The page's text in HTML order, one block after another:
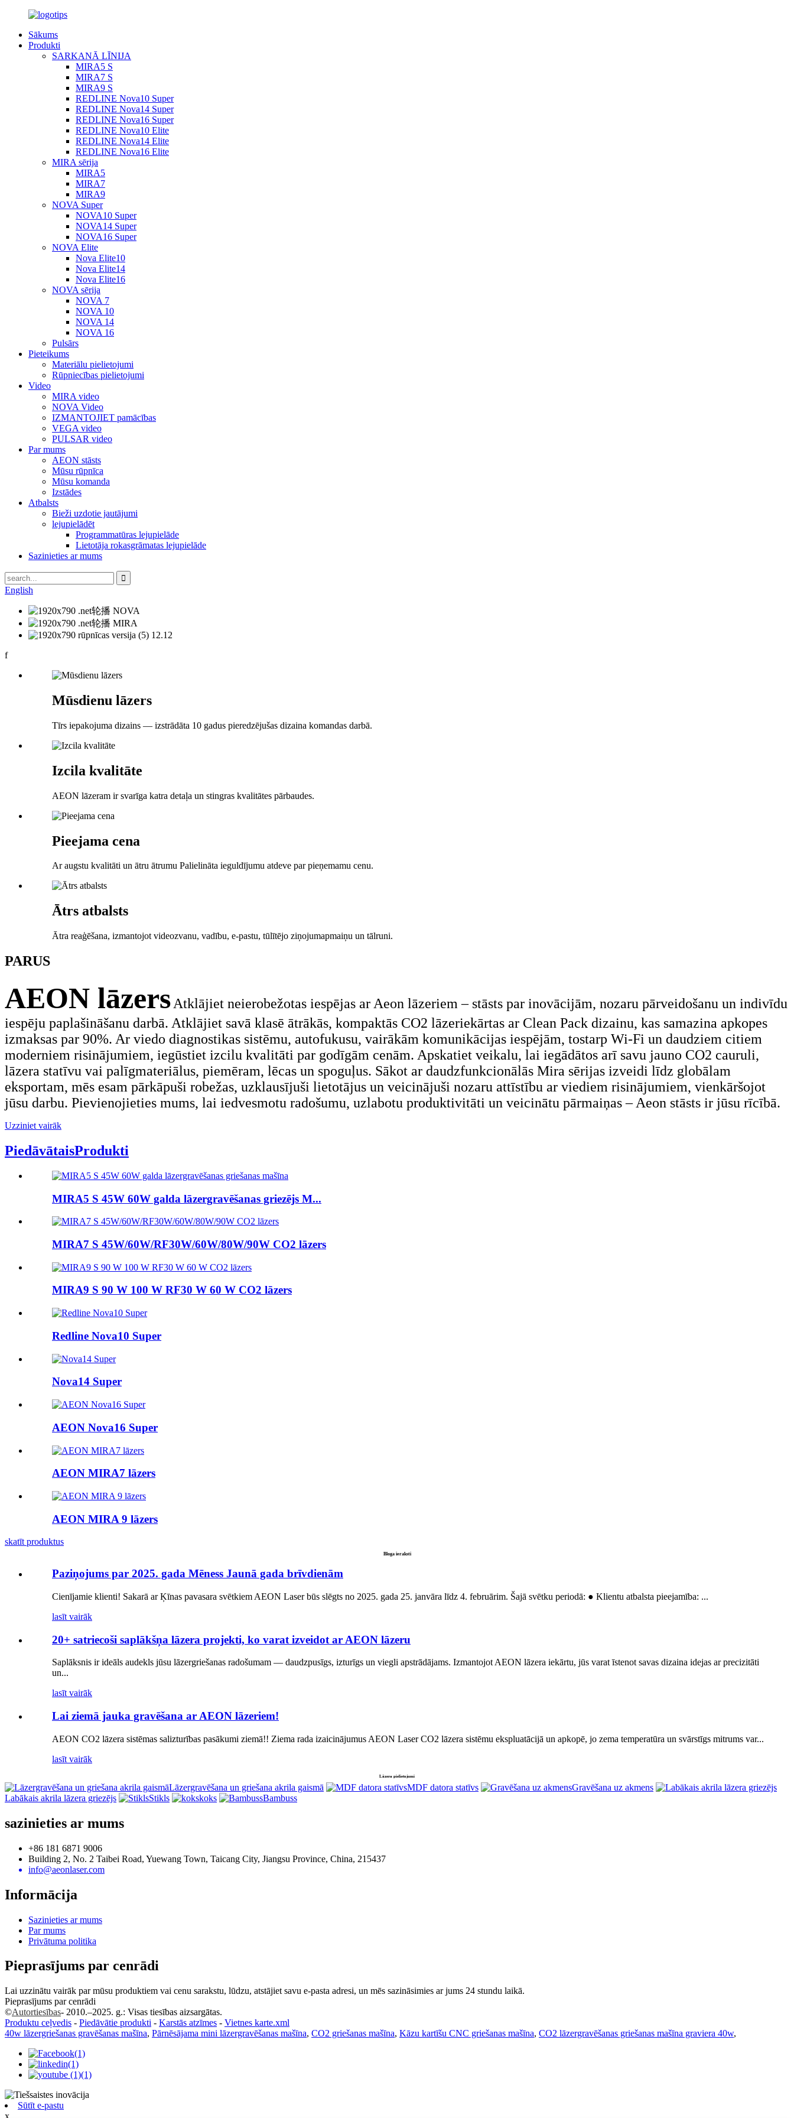
Sākums
Produkti
SARKANĀ LĪNIJA
MIRA5 S
MIRA7 S
MIRA9 S
REDLINE Nova10 Super
REDLINE Nova14 Super
REDLINE Nova16 Super
REDLINE Nova10 Elite
REDLINE Nova14 Elite
REDLINE Nova16 Elite
MIRA sērija
MIRA5
MIRA7
MIRA9
NOVA Super
NOVA10 Super
NOVA14 Super
NOVA16 Super
NOVA Elite
Nova Elite10
Nova Elite14
Nova Elite16
NOVA sērija
NOVA 7
NOVA 10
NOVA 14
NOVA 16
Pulsārs
Pieteikums
Materiālu pielietojumi
Rūpniecības pielietojumi
Video
MIRA video
NOVA Video
IZMANTOJIET pamācības
VEGA video
PULSAR video
Par mums
AEON stāsts
Mūsu rūpnīca
Mūsu komanda
Izstādes
Atbalsts
Bieži uzdotie jautājumi
lejupielādēt
Programmatūras lejupielāde
Lietotāja rokasgrāmatas lejupielāde
Sazinieties ar mums
English
f
Mūsdienu lāzers
Tīrs iepakojuma dizains — izstrādāta 10 gadus pieredzējušas dizaina komandas darbā.
Izcila kvalitāte
AEON lāzeram ir svarīga katra detaļa un stingras kvalitātes pārbaudes.
Pieejama cena
Ar augstu kvalitāti un ātru ātrumu Palielināta ieguldījumu atdeve par pieņemamu cenu.
Ātrs atbalsts
Ātra reaģēšana, izmantojot videozvanu, vadību, e-pastu, tūlītējo ziņojumapmaiņu un tālruni.
PARUS
AEON lāzers Atklājiet neierobežotas iespējas ar Aeon lāzeriem – stāsts par inovācijām, nozaru pārveidošanu un indivīdu
iespēju paplašināšanu darbā. Atklājiet savā klasē ātrākās, kompaktās CO2 lāzeriekārtas ar Clean Pack dizainu, kas samazina apkopes
izmaksas par 90%. Ar viedo diagnostikas sistēmu, autofukusu, vairākām komunikācijas iespējām, tostarp Wi-Fi un daudziem citiem
moderniem risinājumiem, iegūstiet izcilu kvalitāti par godīgām cenām. Apskatiet veikalu, lai iegādātos arī savu jauno CO2 cauruli,
lāzera statīvu vai palīgmateriālus, piemēram, lēcas un spoguļus. Sākot ar daudzfunkcionālās Mira sērijas izveidi līdz globālam
eksportam, mēs esam pārkāpuši robežas, uzklausījuši lietotājus un veicinājuši nozaru attīstību ar viediem risinājumiem, vienkāršojot
jūsu darbu. Pievienojieties mums, lai iedvesmotu radošumu, uzlabotu produktivitāti un veicinātu pārmaiņas – Aeon stāsts ir jūsu rīcībā.
Uzziniet vairāk
PiedāvātaisProdukti
MIRA5 S 45W 60W galda lāzergravēšanas griezējs M...
MIRA7 S 45W/60W/RF30W/60W/80W/90W CO2 lāzers
MIRA9 S 90 W 100 W RF30 W 60 W CO2 lāzers
Redline Nova10 Super
Nova14 Super
AEON Nova16 Super
AEON MIRA7 lāzers
AEON MIRA 9 lāzers
skatīt produktus
Bloga ieraksti
Paziņojums par 2025. gada Mēness Jaunā gada brīvdienām
Cienījamie klienti! Sakarā ar Ķīnas pavasara svētkiem AEON Laser būs slēgts no 2025. gada 25. janvāra līdz 4. februārim. Šajā svētku periodā: ● Klientu atbalsta pieejamība: ...
lasīt vairāk
20+ satriecoši saplākšņa lāzera projekti, ko varat izveidot ar AEON lāzeru
Saplāksnis ir ideāls audekls jūsu lāzergriešanas radošumam — daudzpusīgs, izturīgs un viegli apstrādājams. Izmantojot AEON lāzera iekārtu, jūs varat īstenot savas dizaina idejas ar precizitāti
un...
lasīt vairāk
Lai ziemā jauka gravēšana ar AEON lāzeriem!
AEON CO2 lāzera sistēmas salizturības pasākumi ziemā!! Ziema rada izaicinājumus AEON Laser CO2 lāzera sistēmu ekspluatācijā un apkopē, jo zema temperatūra un svārstīgs mitrums var...
lasīt vairāk
Lāzera pielietojumi
Lāzergravēšana un griešana akrila gaismā MDF datora statīvs
Gravēšana uz akmens
Labākais akrila lāzera griezējs
Stikls koks Bambuss
sazinieties ar mums
+86 181 6871 9006
Building 2, No. 2 Taibei Road, Yuewang Town, Taicang City, Jiangsu Province, China, 215437
info@aeonlaser.com
Informācija
Sazinieties ar mums
Par mums
Privātuma politika
Pieprasījums par cenrādi
Lai uzzinātu vairāk par mūsu produktiem vai cenu sarakstu, lūdzu, atstājiet savu e-pasta adresi, un mēs sazināsimies ar jums 24 stundu laikā.
Pieprasījums par cenrādi
©Autortiesības- 2010.–2025. g.: Visas tiesības aizsargātas.
Produktu ceļvedis - Piedāvātie produkti - Karstās atzīmes - Vietnes karte.xml
40w lāzergriešanas gravēšanas mašīna, Pārnēsājama mini lāzergravēšanas mašīna, CO2 griešanas mašīna, Kāzu kartīšu CNC griešanas mašīna, CO2 lāzergravēšanas griešanas mašīna graviera 40w,
Sūtīt e-pastu